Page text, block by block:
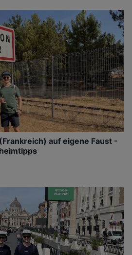
auf eigene Faust -